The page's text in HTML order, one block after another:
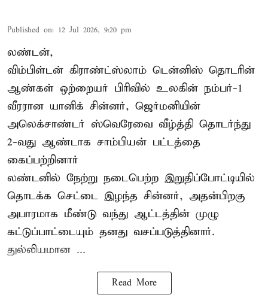
Published on: 12 Jul 2026, 9:20 pm
லண்டன்,
விம்பிள்டன் கிராண்ட்ஸ்லாம் டென்னிஸ் தொடரின்
ஆண்கள் ஒற்றையர் பிரிவில் உலகின் நம்பர்-1
வீரரான யானிக் சின்னர், ஜெர்மனியின்
அலெக்சாண்டர் ஸ்வெரேவை வீழ்த்தி தொடர்ந்து
2-வது ஆண்டாக சாம்பியன் பட்டத்தை
கைப்பற்றினார்
லண்டனில் நேற்று நடைபெற்ற இறுதிப்போட்டியில்
தொடக்க செட்டை இழந்த சின்னர், அதன்பிறகு
அபாரமாக மீண்டு வந்து ஆட்டத்தின் முழு
கட்டுப்பாட்டையும் தனது வசப்படுத்தினார்.
துல்லியமான ...
Read More